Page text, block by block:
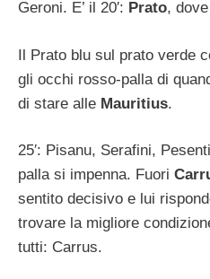
Geroni. E’ il 20′: Prato,
Il Prato blu sul prato verde
gli occhi rosso-palla di
di stare alle Mauritius.
25′: Pisanu, Serafini,
palla si impenna. Fuori
sentito decisivo e lui
trovare la migliore
tutti: Carrus.